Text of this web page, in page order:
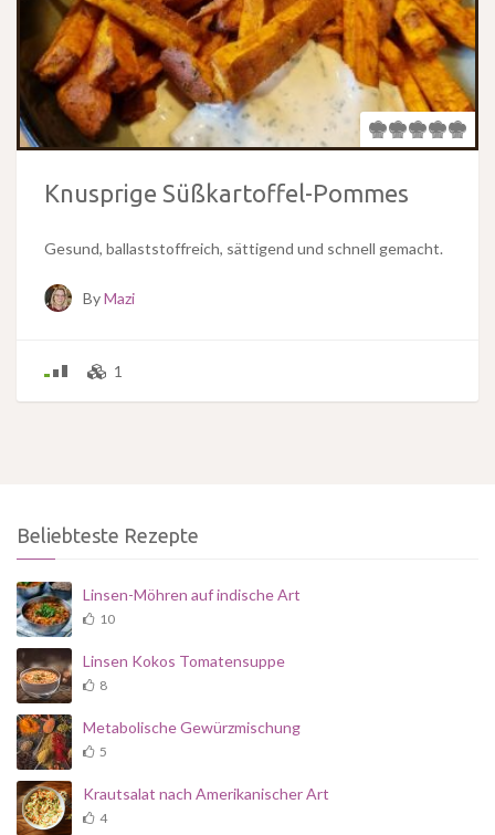
Knusprige Süßkartoffel-Pommes
Gesund, ballaststoffreich, sättigend und schnell gemacht.
ByMazi
1
Beliebteste Rezepte
Linsen-Möhren auf indische Art
10
Linsen Kokos Tomatensuppe
8
Metabolische Gewürzmischung
5
Krautsalat nach Amerikanischer Art
4